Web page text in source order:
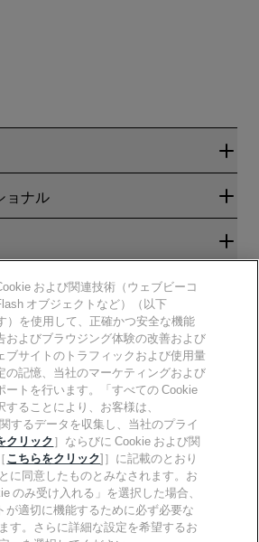
リ
ーホテル
ョナル
用規約
ティ
明ド
および関連技術（ウェブビーコ
オブジェクトなど）（以下
）を使用して、正確かつ安全な機能
およびブラウジング体験の改善および
ブサイトのトラフィックおよび使用量
の記憶、当社のマーケティングおよび
ートを行います。「すべての Cookie
ることにより、お客様は、
するデータを収集し、当社のプライ
クリック］ならびに Cookie および関
こちらをクリック]］に記載のとおり
に同意したものとみなされます。お
のみ受け入れる」を選択した場合、
が適切に機能するために必ず必要な
す。さらに詳細な設定を希望するお